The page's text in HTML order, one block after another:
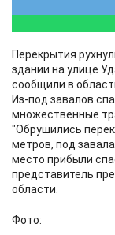
Перекрытия
здании на улице
сообщили в
Из-под завалов
множественные
"Обрушились
метров, под
место прибыли
представитель
области.
Фото: